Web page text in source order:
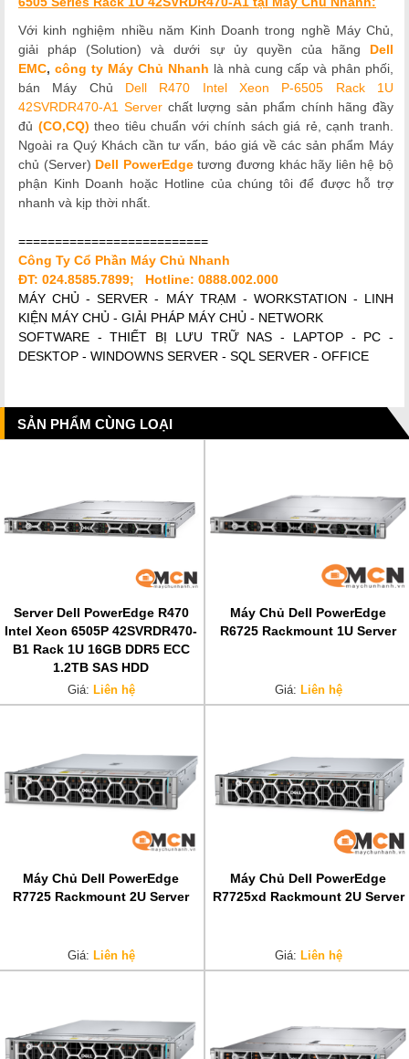
Với kinh nghiệm nhiều năm Kinh Doanh trong nghề Máy Chủ,
giải pháp (Solution) và dưới sự ủy quyền của hãng Dell
EMC, công ty Máy Chủ Nhanh là nhà cung cấp và phân phối,
bán Máy Chủ Dell R470 Intel Xeon P-6505 Rack 1U
42SVRDR470-A1 Server chất lượng sản phẩm chính hãng đầy
đủ (CO,CQ) theo tiêu chuẩn với chính sách giá rẻ, cạnh tranh.
Ngoài ra Quý Khách cần tư vấn, báo giá về các sản phẩm Máy
chủ (Server) Dell PowerEdgetương đương khác hãy liên hệ bộ
phận Kinh Doanh hoặc Hotline của chúng tôi để được hỗ trợ
nhanh và kịp thời nhất.
==========================
Công Ty Cổ Phần Máy Chủ Nhanh
ĐT: 024.8585.7899; Hotline: 0888.002.000
MÁY CHỦ - SERVER - MÁY TRẠM - WORKSTATION - LINH
KIỆN MÁY CHỦ - GIẢI PHÁP MÁY CHỦ - NETWORK
SOFTWARE - THIẾT BỊ LƯU TRỮ NAS - LAPTOP - PC -
DESKTOP - WINDOWNS SERVER - SQL SERVER - OFFICE
SẢN PHẨM CÙNG LOẠI
Server Dell PowerEdge R470
Intel Xeon 6505P 42SVRDR470-
B1 Rack 1U 16GB DDR5 ECC
1.2TB SAS HDD
Giá: Liên hệ
Máy Chủ Dell PowerEdge
R6725 Rackmount 1U Server
Giá: Liên hệ
Máy Chủ Dell PowerEdge
R7725 Rackmount 2U Server
Giá: Liên hệ
Máy Chủ Dell PowerEdge
R7725xd Rackmount 2U Server
Giá: Liên hệ